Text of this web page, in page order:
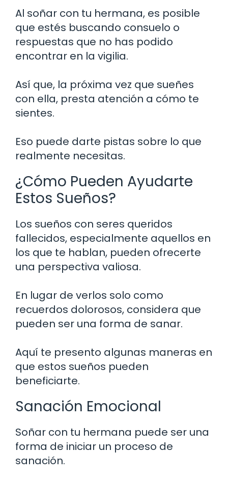
Al soñar con tu hermana, es posible
que estés buscando consuelo o
respuestas que no has podido
encontrar en la vigilia.
Así que, la próxima vez que sueñes
con ella, presta atención a cómo te
sientes.
Eso puede darte pistas sobre lo que
realmente necesitas.
¿Cómo Pueden Ayudarte
Estos Sueños?
Los sueños con seres queridos
fallecidos, especialmente aquellos en
los que te hablan, pueden ofrecerte
una perspectiva valiosa.
En lugar de verlos solo como
recuerdos dolorosos, considera que
pueden ser una forma de sanar.
Aquí te presento algunas maneras en
que estos sueños pueden
beneficiarte.
Sanación Emocional
Soñar con tu hermana puede ser una
forma de iniciar un proceso de
sanación.